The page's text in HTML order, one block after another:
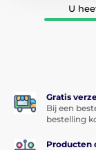
U
Gratis
Bij een
bestelling
Producten